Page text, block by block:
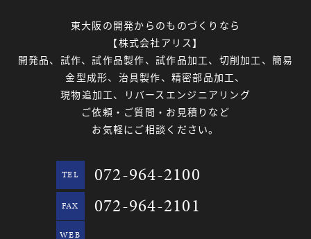
東大阪の開発からのものづくりなら
【株式会社アリス】
開発品、試作、試作品製作、試作品加工、切削加工、簡易
金型成形、治具製作、精密部品加工、
現物追加工、リバースエンジニアリング
ご依頼・ご質問・お見積りなど
お気軽にご相談ください。
TEL 072-964-2100
FAX 072-964-2101
WEB